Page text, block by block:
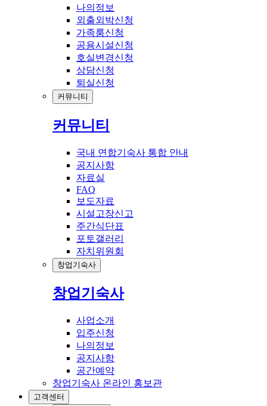
나의정보
외출외박신청
가족룸신청
공용시설신청
호실변경신청
상담신청
퇴실신청
커뮤니티
커뮤니티
국내 연합기숙사 통합 안내
공지사항
자료실
FAQ
보도자료
시설고장신고
주간식단표
포토갤러리
자치위원회
창업기숙사
창업기숙사
사업소개
입주신청
나의정보
공지사항
공간예약
창업기숙사 온라인 홍보관
고객센터